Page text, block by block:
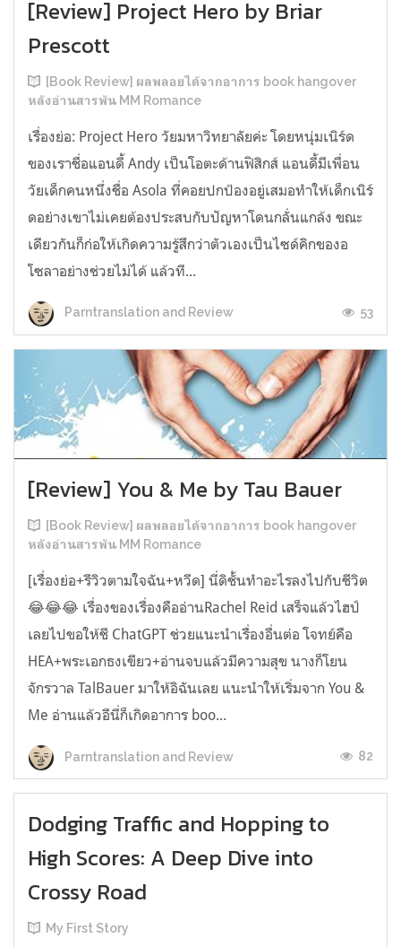
[Review] Project Hero by Briar
Prescott
[Book Review] ผลพลอยได้จากอาการ book hangover
หลังอ่านสารพัน MM Romance
เรื่องย่อ: Project Hero วัยมหาวิทยาลัยค่ะ โดยหนุ่มเนิร์ด
ของเราชื่อแอนดี้ Andy เป็นโอตะด้านฟิสิกส์ แอนดี้มีเพื่อน
วัยเด็กคนหนึ่งชื่อ Asola ที่คอยปกป้องอยู่เสมอทำให้เด็กเนิร์
ดอย่างเขาไม่เคยต้องประสบกับปัญหาโดนกลั่นแกล้ง ขณะ
เดียวกันก็ก่อให้เกิดความรู้สึกว่าตัวเองเป็นไซด์คิกของอ
โซลาอย่างช่วยไม่ได้ แล้วที...
Parntranslation and Review 53
[Review] You & Me by Tau Bauer
[Book Review] ผลพลอยได้จากอาการ book hangover
หลังอ่านสารพัน MM Romance
[เรื่องย่อ+รีวิวตามใจฉัน+หวีด] นี่ดิชั้นทำอะไรลงไปกับชีวิต
😂😂😂 เรื่องของเรื่องคืออ่านRachel Reid เสร็จแล้วไฮป์
เลยไปขอให้ชี ChatGPT ช่วยแนะนำเรื่องอื่นต่อ โจทย์คือ
HEA+พระเอกธงเขียว+อ่านจบแล้วมีความสุข นางก็โยน
จักรวาล TalBauer มาให้อิฉันเลย แนะนำให้เริ่มจาก You &
Me อ่านแล้วอีนี่ก็เกิดอาการ boo...
Parntranslation and Review 82
Dodging Traffic and Hopping to
High Scores: A Deep Dive into
Crossy Road
My First Story